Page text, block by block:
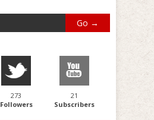
273
Followers
21
Subscribers